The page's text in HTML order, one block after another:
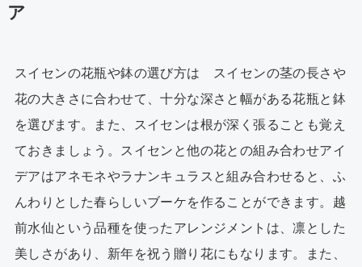
ア
スイセンの花瓶や鉢の選び方は スイセンの茎の長さや
花の大きさに合わせて、十分な深さと幅がある花瓶と鉢
を選びます。また、スイセンは根が深く張ることも覚え
ておきましょう。スイセンと他の花との組み合わせアイ
デアはアネモネやラナンキュラスと組み合わせると、ふ
んわりとした春らしいブーケを作ることができます。越
前水仙という品種を使ったアレンジメントは、凛とした
美しさがあり、新年を祝う贈り花にもなります。また、